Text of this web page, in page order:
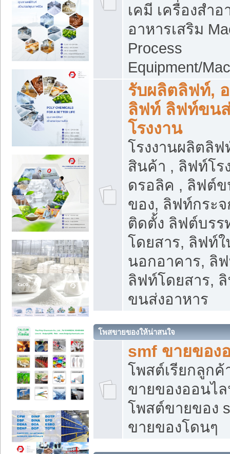
เคมี เครื่องสำ
อาหารเสริม
Process
Equipment/
รับผลิตลิฟท์,
ลิฟท์ ลิฟท์ขน
โรงงาน
โรงงานผลิตลิ
สินค้า , ลิฟท์โร
ดรอลิค , ลิฟต์
ของ, ลิฟท์กระ
ติดตั้ง ลิฟต์บร
โดยสาร, ลิฟท์
นอกอาคาร, ลิ
ลิฟท์โดยสาร,
ขนส่งอาหาร
โพสขายของให้น่าสนใจ
smf ขายของ
โพสต์เรียกลูกค้
ขายของออนไ
โพสต์ขายของ
ขายของโดนๆ